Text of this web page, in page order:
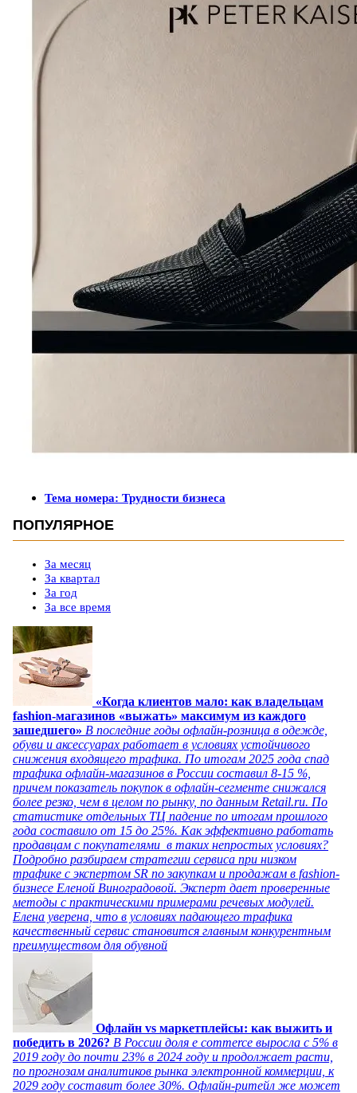
Тема номера: Трудности бизнеса
ПОПУЛЯРНОЕ
За месяц
За квартал
За год
За все время
«Когда клиентов мало: как владельцам
fashion-магазинов «выжать» максимум из каждого
зашедшего» В последние годы офлайн-розница в одежде,
обуви и аксессуарах работает в условиях устойчивого
снижения входящего трафика. По итогам 2025 года спад
трафика офлайн-магазинов в России составил 8-15 %,
причем показатель покупок в офлайн-сегменте снижался
более резко, чем в целом по рынку, по данным Retail.ru. По
статистике отдельных ТЦ падение по итогам прошлого
года составило от 15 до 25%. Как эффективно работать
продавцам с покупателями в таких непростых условиях?
Подробно разбираем стратегии сервиса при низком
трафике с экспертом SR по закупкам и продажам в fashion-
бизнесе Еленой Виноградовой. Эксперт дает проверенные
методы с практическими примерами речевых модулей.
Елена уверена, что в условиях падающего трафика
качественный сервис становится главным конкурентным
преимуществом для обувной
Офлайн vs маркетплейсы: как выжить и
победить в 2026? В России доля e commerce выросла с 5% в
2019 году до почти 23% в 2024 году и продолжает расти,
по прогнозам аналитиков рынка электронной коммерции, к
2029 году составит более 30%. Офлайн-ритейл же может